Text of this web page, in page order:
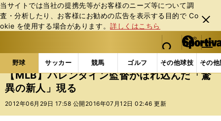
当サイトでは当社の提携先等がお客様のニーズ等について調
査・分析したり、お客様にお勧めの広告を表⽰する⽬的で Co
okie を使⽤する場合があります。詳しくはこちら
閉じ
る
web Sportiva (webスポルティーバ)
検索
マイペ
ー
ジ
メニュ
野球 サッカー 競馬 ゴルフ その他球技 その
b
ス
ポ
ル
野球の記事一覧 MLB 福島良一 【MLB】バレン
【MLB】バレンタイン監督がほれ込んだ「驚
異の新人」現る
2012年06月29日 17:58 公開 2016年07月12日 02:46 更新